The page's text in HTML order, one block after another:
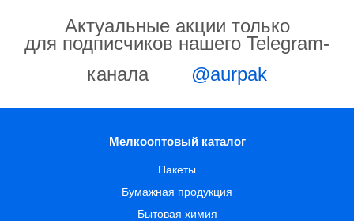
Актуальные акции только
для подписчиков нашего Telegram-
канала
@aurpak
Мелкооптовый каталог
Пакеты
Бумажная продукция
Бытовая химия